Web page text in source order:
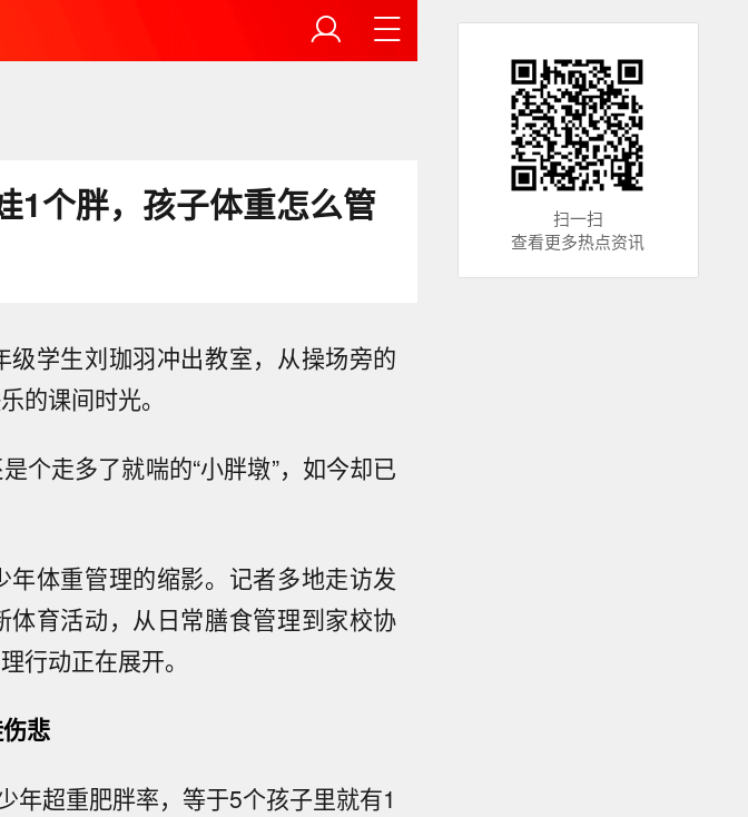
1个胖，孩子体重怎么管
学生刘珈羽冲出教室，从操场旁的
的课间时光。
个走多了就喘的“小胖墩”，如今却已
体重管理的缩影。记者多地走访发
育活动，从日常膳食管理到家校协
行动正在展开。
悲
超重肥胖率，等于5个孩子里就有1
扫一扫
查看更多热点资讯